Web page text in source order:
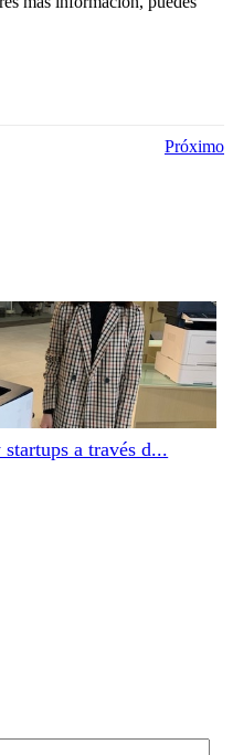
Próximo
a través d...